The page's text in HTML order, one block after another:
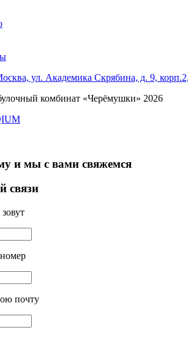
ул. Академика Скрябина, д. 9,
комбинат «Черёмушки» 2026
и мы с вами свяжемся
связи
почту